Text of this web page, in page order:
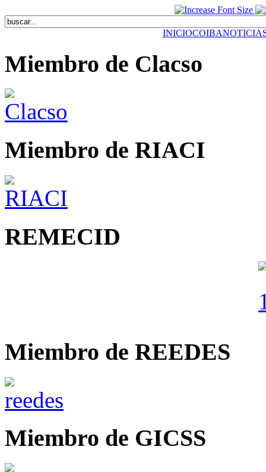
INICIOCOIBA
Miembro de Clacso
Miembro de RIACI
REMECID
Miembro de REEDES
Miembro de GICSS